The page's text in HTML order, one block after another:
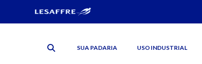
SUA PADARIA USO INDUSTRIAL